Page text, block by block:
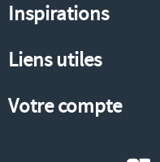
Inspirations
Liens utiles
Votre compte